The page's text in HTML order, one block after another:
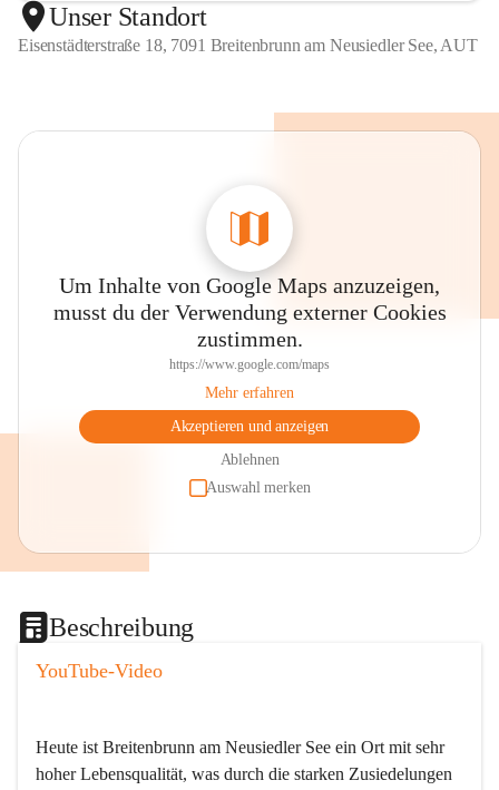
Unser Standort
Eisenstädterstraße 18, 7091 Breitenbrunn am Neusiedler See, AUT
Um Inhalte von Google Maps anzuzeigen,
musst du der Verwendung externer Cookies
zustimmen.
https://www.google.com/maps
Mehr erfahren
Akzeptieren und anzeigen
Ablehnen
Auswahl merken
Beschreibung
YouTube-Video
Heute ist Breitenbrunn am Neusiedler See ein Ort mit sehr
hoher Lebensqualität, was durch die starken Zusiedelungen